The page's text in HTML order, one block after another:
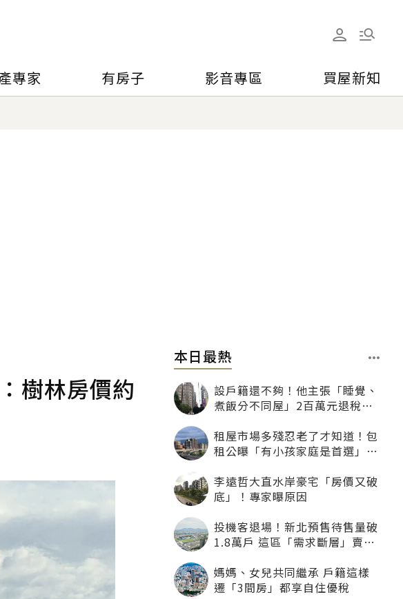
專家 有房子 影音專區 買屋新知
樹林房價約
本日最熱
設戶籍還不夠！他主張「睡覺、
煮飯分不同屋」2百萬元退稅照
租屋市場多殘忍老了才知道！包
租公曝「有小孩家庭是首選」：
李遠哲大直水岸豪宅「房價又破
底」！專家曝原因
投機客退場！新北預售待售量破
1.8萬戶 這區「需求斷層」賣壓
媽媽、女兒共同繼承 戶籍這樣
遷「3間房」都享自住優稅